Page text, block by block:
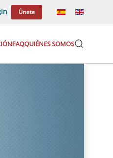
Únete
FAQQUIÉNES SOMOS